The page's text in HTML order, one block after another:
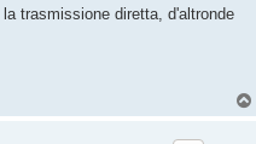
trasmissione diretta, d'altronde